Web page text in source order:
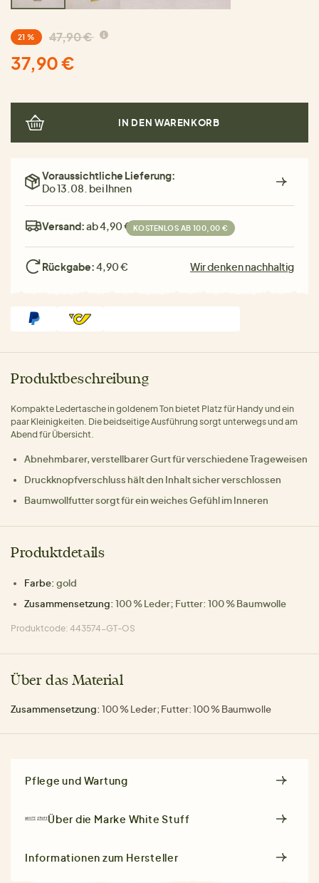
21 % 47,90 €
37,90 €
IN DEN WARENKORB
Voraussichtliche Lieferung:
Do 13.08. bei Ihnen
Versand:ab 4,90 € KOSTENLOS AB 100,00 €
Rückgabe:4,90 € Wir denken nachhaltig
Produktbeschreibung
Kompakte Ledertasche in goldenem Ton bietet Platz für Handy und ein
paar Kleinigkeiten. Die beidseitige Ausführung sorgt unterwegs und am
Abend für Übersicht.
Abnehmbarer, verstellbarer Gurt für verschiedene Trageweisen
Druckknopfverschluss hält den Inhalt sicher verschlossen
Baumwollfutter sorgt für ein weiches Gefühl im Inneren
Produktdetails
Farbe: gold
Zusammensetzung: 100 % Leder; Futter: 100 % Baumwolle
Produktcode: 443574-GT-OS
Über das Material
Zusammensetzung: 100 % Leder; Futter: 100 % Baumwolle
Pflege und Wartung
Über die Marke White Stuff
Informationen zum Hersteller